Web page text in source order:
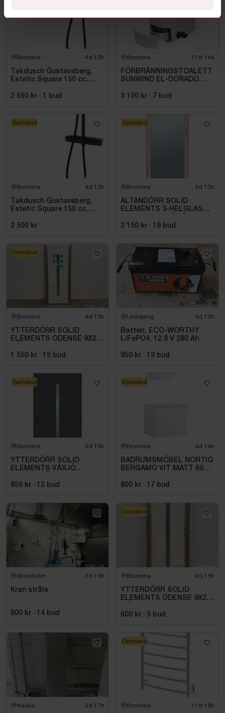
Bromma 4d 15h
Takdusch Gustavsberg,
Estetic Square 150 cc,
2 550 kr · 1 bud
Bromma 11d 14h
FÖRBRÄNNINGSTOALETT
SUNWIND EL-DORADO
3 150 kr · 7 bud
Bromma 4d 15h
Takdusch Gustavsberg,
Estetic Square 150 cc,
2 500 kr
Oanvänd
Bromma 4d 15h
ALTANDÖRR SOLID
ELEMENTS 3-HELGLAS
2 150 kr · 19 bud
Oanvänd
Bromma 4d 15h
YTTERDÖRR SOLID
ELEMENTS ODENSE 9X20
1 550 kr · 15 bud
Oanvänd
Linköping 4d 15h
Batteri, ECO-WORTHY
LiFePO4, 12.8 V 280 Ah
950 kr · 13 bud
Bromma 4d 15h
YTTERDÖRR SOLID
ELEMENTS VÄXJÖ
850 kr · 12 bud
Oanvänd
Bromma 4d 14h
BADRUMSMÖBEL NORTIQ
BERGAMO VIT MATT 60
800 kr · 17 bud
Oanvänd
Stockholm 2d 15h
Kran stråle
800 kr · 14 bud
Bromma 4d 15h
YTTERDÖRR SOLID
ELEMENTS ODENSE 9X21
600 kr · 5 bud
Oanvänd
Nacka 4d 17h Bromma 11d 15h
Oanvänd